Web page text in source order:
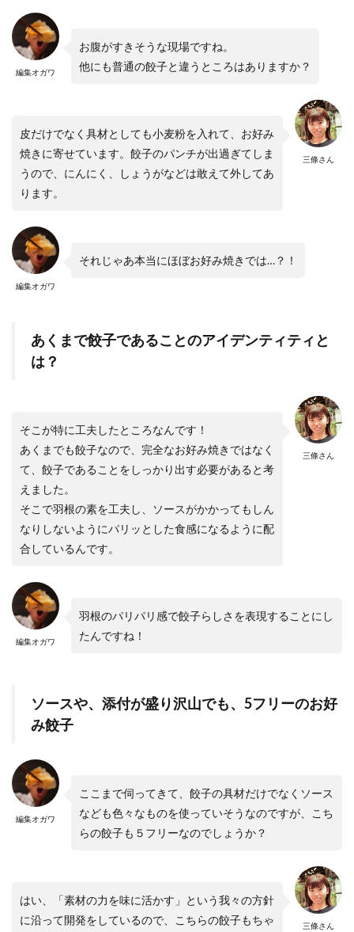
編集オガワ
お腹がすきそうな現場ですね。
他にも普通の餃子と違うところはありますか？
三條さん
皮だけでなく具材としても小麦粉を入れて、お好み
焼きに寄せています。餃子のパンチが出過ぎてしま
うので、にんにく、しょうがなどは敢えて外してあ
ります。
編集オガワ
それじゃあ本当にほぼお好み焼きでは…？！
あくまで餃子であることのアイデンティティと
は？
三條さん
そこが特に工夫したところなんです！
あくまでも餃子なので、完全なお好み焼きではなく
て、餃子であることをしっかり出す必要があると考
えました。
そこで羽根の素を工夫し、ソースがかかってもしん
なりしないようにパリッとした食感になるように配
合しているんです。
編集オガワ
羽根のパリパリ感で餃子らしさを表現することにし
たんですね！
ソースや、添付が盛り沢山でも、5フリーのお好
み餃子
編集オガワ
ここまで伺ってきて、餃子の具材だけでなくソース
なども色々なものを使っていそうなのですが、こち
らの餃子も５フリーなのでしょうか？
三條さん
はい、「素材の力を味に活かす」という我々の方針
に沿って開発をしているので、こちらの餃子もちゃ